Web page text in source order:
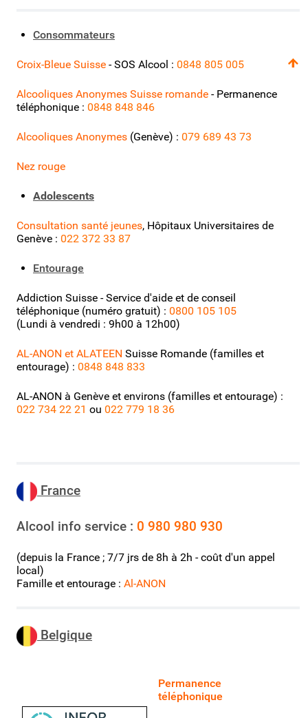
Consommateurs
Croix-Bleue Suisse - SOS Alcool : 0848 805 005
Alcooliques Anonymes Suisse romande - Permanence
téléphonique : 0848 848 846
Alcooliques Anonymes (Genève) : 079 689 43 73
Nez rouge
Adolescents
Consultation santé jeunes, Hôpitaux Universitaires de
Genève : 022 372 33 87
Entourage
Addiction Suisse - Service d'aide et de conseil
téléphonique (numéro gratuit) : 0800 105 105
(Lundi à vendredi : 9h00 à 12h00)
AL-ANON et ALATEEN Suisse Romande (familles et
entourage) : 0848 848 833
AL-ANON à Genève et environs (familles et entourage) :
022 734 22 21 ou 022 779 18 36
France
Alcool info service : 0 980 980 930
(depuis la France ; 7/7 jrs de 8h à 2h - coût d'un appel
local)
Famille et entourage : Al-ANON
Belgique
Permanence
téléphonique